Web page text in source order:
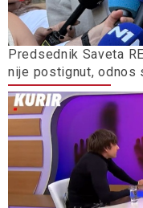
Predsednik Saveta
nije postignut, odnos